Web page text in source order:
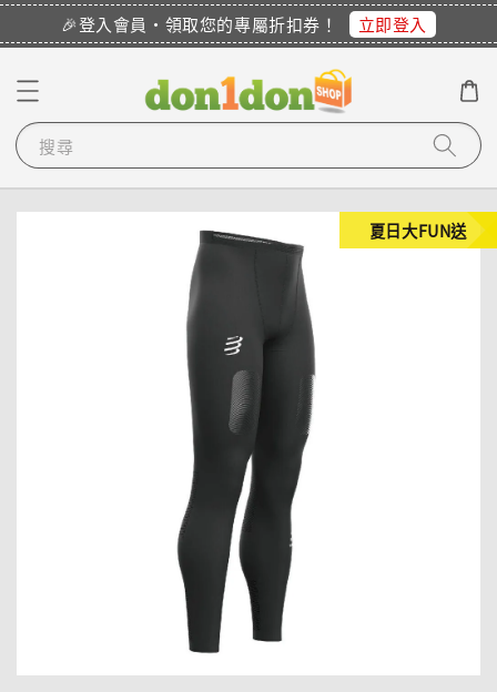
🎉登入會員・領取您的專屬折扣券！ 立即登入
搜尋
夏日大FUN送